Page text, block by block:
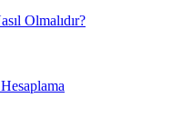
Olmalıdır?